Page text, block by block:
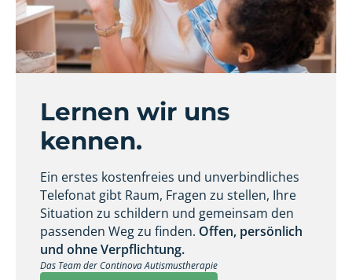
Lernen wir uns
kennen.
Ein erstes kostenfreies und unverbindliches
Telefonat gibt Raum, Fragen zu stellen, Ihre
Situation zu schildern und gemeinsam den
passenden Weg zu finden. Offen, persönlich
und ohne Verpflichtung.
Das Team der Continova Autismustherapie